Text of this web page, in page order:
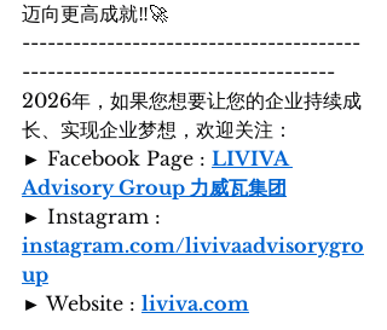
迈向更高成就‼️🚀
----------------------------------------
-------------------------------------
2026年，如果您想要让您的企业持续成
长、实现企业梦想，欢迎关注：
► Facebook Page : LIVIVA
Advisory Group 力威瓦集团
► Instagram :
instagram.com/livivaadvisorygro
up
► Website : liviva.com